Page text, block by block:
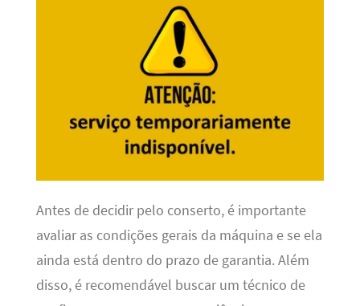
Antes de decidir pelo conserto, é importante
avaliar as condições gerais da máquina e se ela
ainda está dentro do prazo de garantia. Além
disso, é recomendável buscar um técnico de